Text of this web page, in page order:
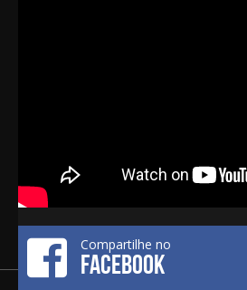
Compartilhe no
FACEBOOK